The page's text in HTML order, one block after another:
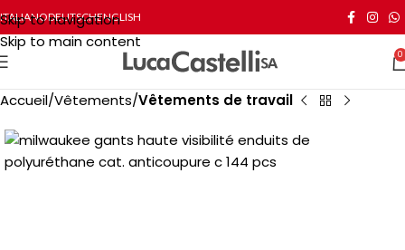
Skip to navigation
Skip to main content
ITALIANODEUTSCHENGLISH
0
Accueil Vêtements Vêtements de travail